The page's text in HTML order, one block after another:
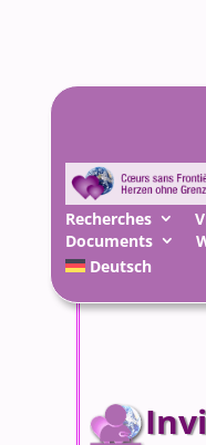
Recherches
Documents
Deutsch